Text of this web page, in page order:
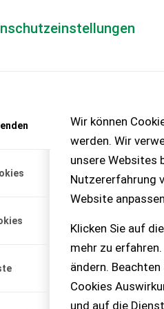
Wir können
werden. Wir
unsere Websites
Nutzererfahrung
Website
Klicken Sie auf
mehr zu
ändern.
Cookies
und auf die
– KEINE
mit
und Trichter 25 PS